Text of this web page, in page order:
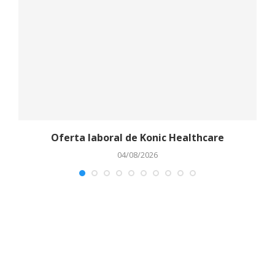
Oferta laboral de Konic Healthcare
04/08/2026